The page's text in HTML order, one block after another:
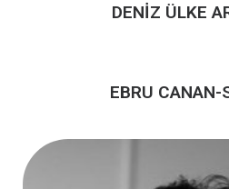
DENİZ ÜLKE
EBRU CANAN-